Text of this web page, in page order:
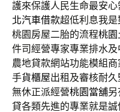
護來保護人民生命最安
北汽車借款超低利息我
桃園房屋二胎的流程桃園
件司經營專家專業排水
農地貸款網站功能模組
手貨櫃屋出租及審核耐
無休正派經營桃園當舖另
貸各類先進的專業就是誠